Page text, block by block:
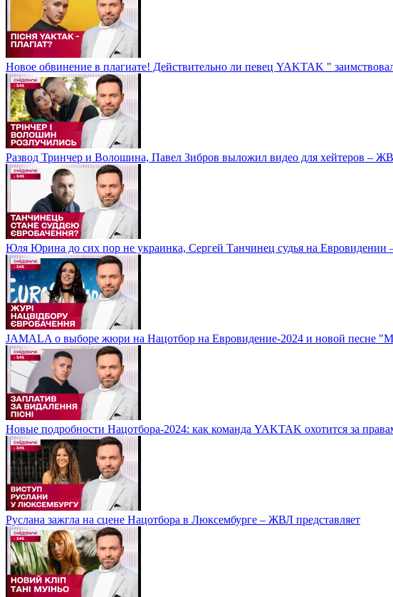
Новое обвинение в плагиате! Действительно ли певец YAKTAK "
Развод Тринчер и Волошина, Павел Зибров выложил видео для хейтеров –
Юля Юрина до сих пор не украинка, Сергей Танчинец судья на Евровидении
JAMALA о выборе жюри на Нацотбор на Евровидение-2024 и новой песне
Новые подробности Нацотбора-2024: как команда YAKTAK охотится за
Руслана зажгла на сцене Нацотбора в Люксембурге – ЖВЛ представляет